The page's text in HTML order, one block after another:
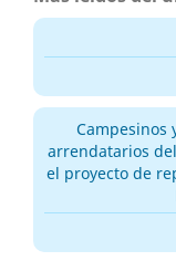
Campesinos
arrendatarios
el proyecto de